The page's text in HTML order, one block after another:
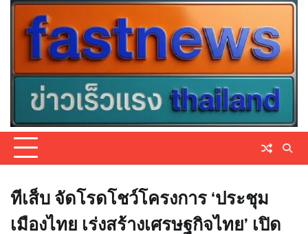
Skip
content
ทีเส็บ จัดโรดโชว์โครงการ ‘ประชุม
เมืองไทย เร่งสร้างเศรษฐกิจไทย’ เปิด